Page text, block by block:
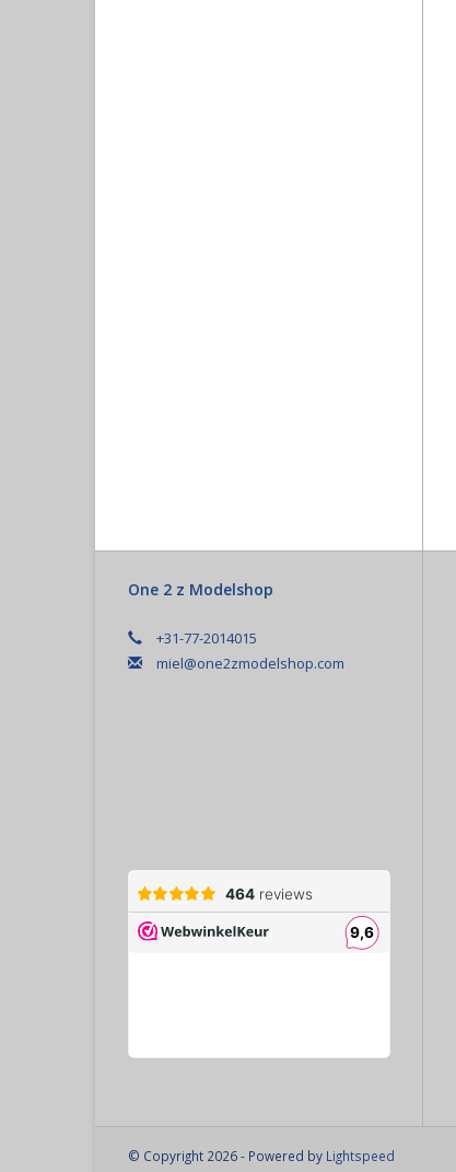
One 2 z Modelshop
+31-77-2014015
miel@one2zmodelshop.com
© Copyright 2026 - Powered by Lightspeed